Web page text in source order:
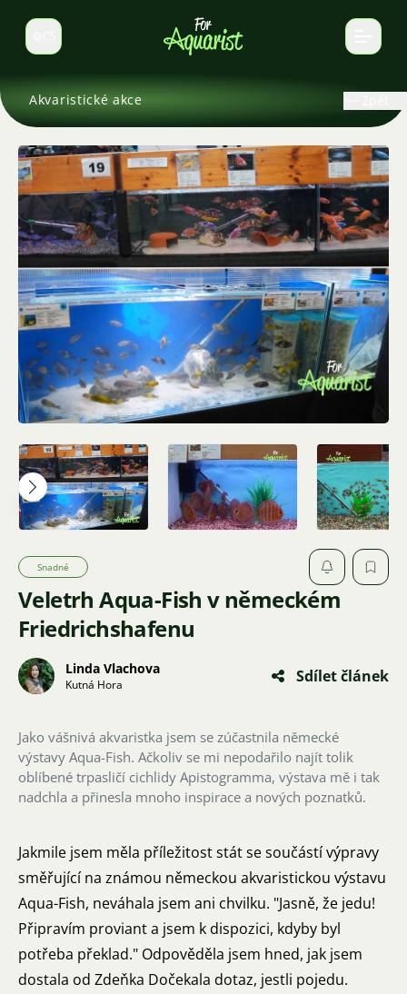
Select language
Akvaristické akce
Veletrh Aqua-Fish v německém
Friedrichshafenu
Snadné
Linda Vlachova
Kutná Hora Sdílet článek
Jako vášnivá akvaristka jsem se zúčastnila německé
výstavy Aqua-Fish. Ačkoliv se mi nepodařilo najít tolik
oblíbené trpasličí cichlidy Apistogramma, výstava mě i tak
nadchla a přinesla mnoho inspirace a nových poznatků.
Jakmile jsem měla příležitost stát se součástí výpravy
směřující na známou německou akvaristickou výstavu
Aqua-Fish, neváhala jsem ani chvilku. "Jasně, že jedu!
Připravím proviant a jsem k dispozici, kdyby byl
potřeba překlad." Odpověděla jsem hned, jak jsem
dostala od Zdeňka Dočekala dotaz, jestli pojedu.